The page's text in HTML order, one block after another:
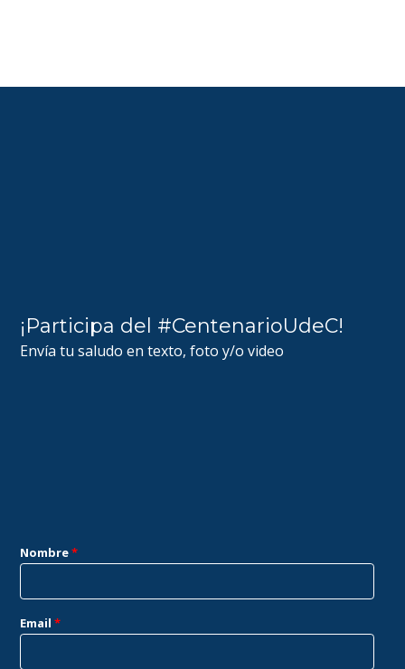
¡Participa del #CentenarioUdeC!
Envía tu saludo en texto, foto y/o video
Nombre*
Email*